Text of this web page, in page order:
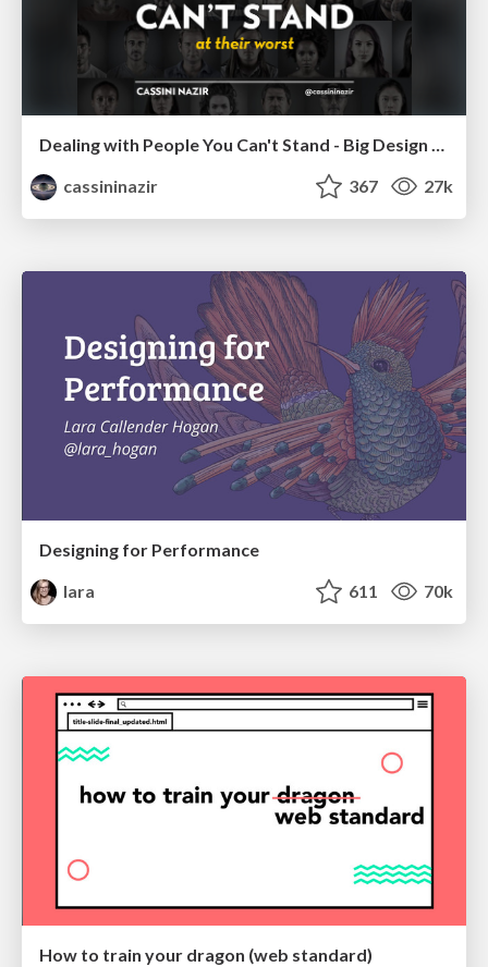
cassininazir
367 27k
Designing for Performance
lara
611 70k
How to train your dragon (web standard)